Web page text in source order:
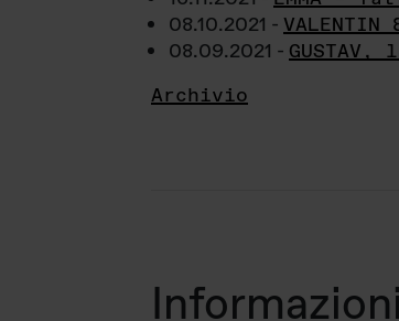
08.10.2021 -
08.09.2021 -
Archivio